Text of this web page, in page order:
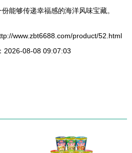
能够传递幸福感的海洋风味宝藏。
www.zbt6688.com/product/52.html
2026-08-08 09:07:03